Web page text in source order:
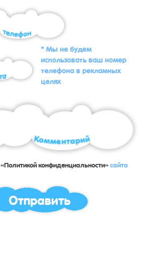
* Мы не будем
использовать ваш номер
телефона в рекламных
целях
«Политикой конфиденциальности»сайта
Отправить